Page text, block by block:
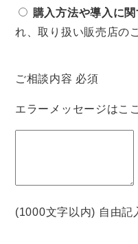
購入方法や導入に
れ、取り扱い販売店の
ご相談内容 必須
エラーメッセージはこ
(1000文字以内) 自由記